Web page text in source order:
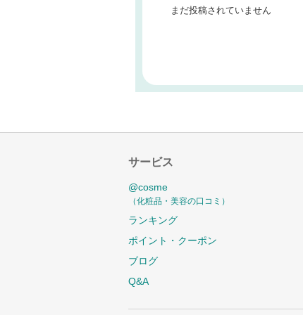
まだ投稿されていません
サービス
@cosme
（化粧品・美容の口コミ）
ランキング
ポイント・クーポン
ブログ
Q&A